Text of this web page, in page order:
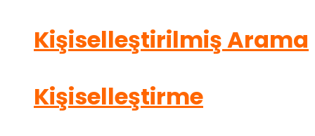
Kişiselleştirilmiş Arama
Kişiselleştirme